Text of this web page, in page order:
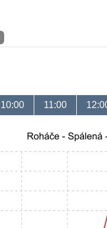
10:00 11:00